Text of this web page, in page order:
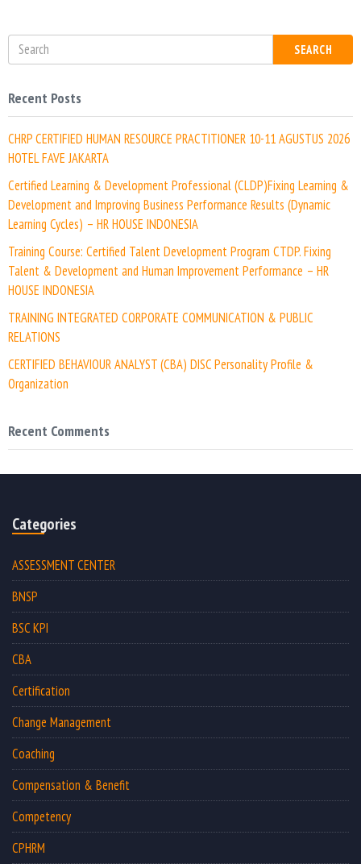
SEARCH
Recent Posts
CHRP CERTIFIED HUMAN RESOURCE PRACTITIONER 10-11 AGUSTUS 2026
HOTEL FAVE JAKARTA
Certified Learning & Development Professional (CLDP)Fixing Learning &
Development and Improving Business Performance Results (Dynamic
Learning Cycles) – HR HOUSE INDONESIA
Training Course: Certified Talent Development Program CTDP. Fixing
Talent & Development and Human Improvement Performance – HR
HOUSE INDONESIA
TRAINING INTEGRATED CORPORATE COMMUNICATION & PUBLIC
RELATIONS
CERTIFIED BEHAVIOUR ANALYST (CBA) DISC Personality Profile &
Organization
Recent Comments
Categories
ASSESSMENT CENTER
BNSP
BSC KPI
CBA
Certification
Change Management
Coaching
Compensation & Benefit
Competency
CPHRM